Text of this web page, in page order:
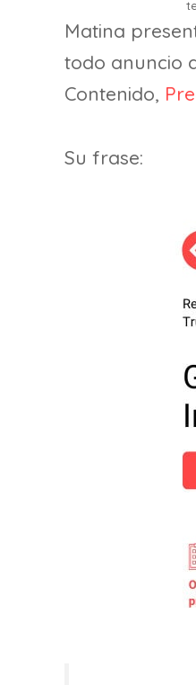
Matina
todo anuncio
Contenido,
Su frase: